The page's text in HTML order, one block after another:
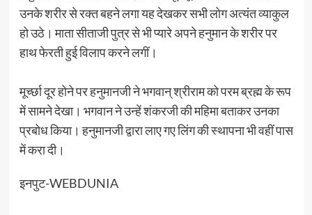
उनके शरीर से रक्त बहने लगा यह देखकर सभी लोग अत्यंत व्याकुल
हो उठे। माता सीताजी पुत्र से भी प्यारे अपने हनुमान के शरीर पर
हाथ फेरती हुई विलाप करने लगीं।
मूर्च्छा दूर होने पर हनुमानजी ने भगवान्‌ श्रीराम को परम ब्रह्म के रूप
में सामने देखा। भगवान ने उन्हें शंकरजी की महिमा बताकर उनका
प्रबोध किया। हनुमानजी द्वारा लाए गए लिंग की स्थापना भी वहीं पास
में करा दी।
इनपुट-WEBDUNIA